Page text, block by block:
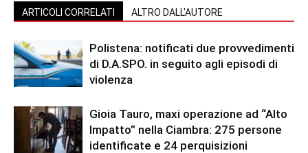
ARTICOLI CORRELATI ALTRO DALL'AUTORE
Polistena: notificati due provvedimenti
di D.A.SPO. in seguito agli episodi di
violenza
Gioia Tauro, maxi operazione ad “Alto
Impatto” nella Ciambra: 275 persone
identificate e 24 perquisizioni